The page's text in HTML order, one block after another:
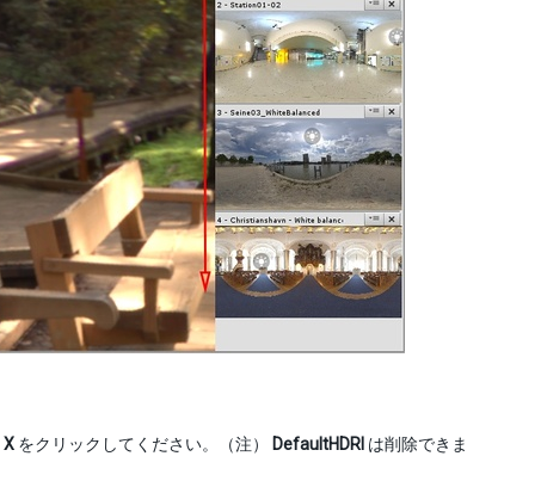
X をクリックしてください。（注） DefaultHDRI は削除できま